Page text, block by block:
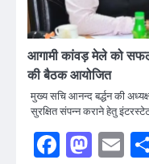
आगामी कांवड़ मेले को
की बैठक आयोजित
मुख्य सचि आनन्द बर्द्धन की
सुरक्षित संपन्न कराने हेतु
Facebook